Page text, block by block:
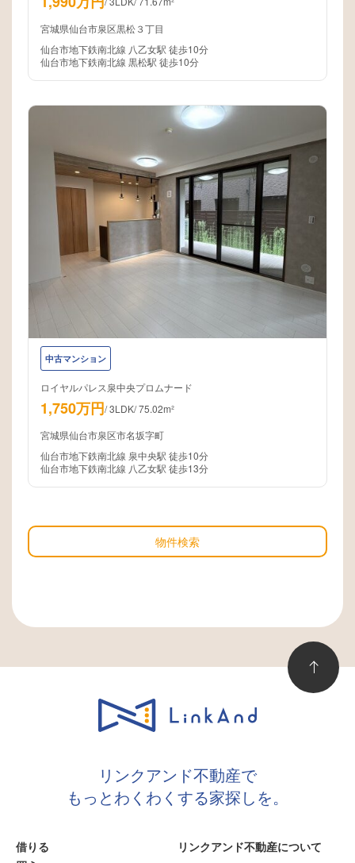
宮城県仙台市泉区黒松３丁目
仙台市地下鉄南北線 八乙女駅 徒歩10分
仙台市地下鉄南北線 黒松駅 徒歩10分
中古マンション
ロイヤルパレス泉中央プロムナード
1,750万円/3LDK/75.02m²
宮城県仙台市泉区市名坂字町
仙台市地下鉄南北線 泉中央駅 徒歩10分
仙台市地下鉄南北線 八乙女駅 徒歩13分
物件検索
リンクアンド不動産で
もっとわくわくする家探しを。
借りる
リンクアンド不動産について